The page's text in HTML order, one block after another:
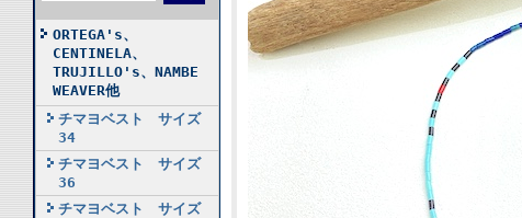
ORTEGA's、
CENTINELA、
TRUJILLO's、NAMBE
WEAVER他
チマヨベスト サイズ
34
チマヨベスト サイズ
36
チマヨベスト サイズ